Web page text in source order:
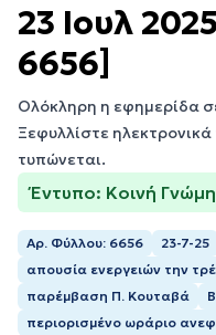
23 Ιουλ
6656]
Ολόκληρη η εφημερίδα
Ξεφυλλίστε
τυπώνεται.
Έντυπο: Κοινή Γνώμη
Αρ. Φύλλου: 6656 23-7-25
απουσία ενεργειών την
παρέμβαση Π. Κουταβά
περιορισμένο ωράριο